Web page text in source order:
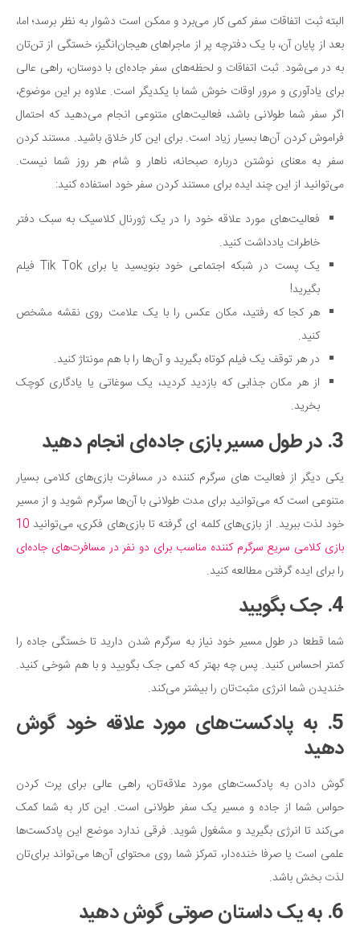
البته ثبت اتفاقات سفر کمی کار می‌برد و ممکن است دشوار به نظر برسد؛ اما،
بعد از پایان آن، با یک دفترچه پر از ماجراهای هیجان‌انگیز، خستگی از تن‌تان
به در می‌شود. ثبت اتفاقات و لحظه‌های سفر جاده‌ای با دوستان، راهی عالی
برای یادآوری و مرور اوقات خوش شما با یکدیگر است. علاوه بر این موضوع،
اگر سفر شما طولانی باشد، فعالیت‌های متنوعی انجام می‌دهید که احتمال
فراموش کردن آن‌ها بسیار زیاد است. برای این کار خلاق باشید. مستند کردن
سفر به معنای نوشتن درباره صبحانه، ناهار و شام هر روز شما نیست.
می‌توانید از این چند ایده برای مستند کردن سفر خود استفاده کنید:
فعالیت‌های مورد علاقه خود را در یک ژورنال کلاسیک به سبک دفتر
خاطرات یادداشت کنید.
یک پست در شبکه اجتماعی خود بنویسید یا برای Tik Tok فیلم
بگیرید!
هر کجا که رفتید، مکان عکس را با یک علامت روی نقشه مشخص
کنید.
در هر توقف یک فیلم کوتاه بگیرید و آن‌ها را با هم مونتاژ کنید.
از هر مکان جذابی که بازدید کردید، یک سوغاتی یا یادگاری کوچک
بخرید.
3. در طول مسیر بازی جاده‌ای انجام دهید
یکی دیگر از فعالیت های سرگرم کننده در مسافرت بازی‌های کلامی بسیار
متنوعی است که می‌توانید برای مدت طولانی با آن‌ها سرگرم شوید و از مسیر
خود لذت ببرید. از بازی‌های کلمه ای گرفته تا بازی‌های فکری، می‌توانید 10
بازی کلامی سریع سرگرم کننده مناسب برای دو نفر در مسافرت‌های جاده‌ای
را برای ایده گرفتن مطالعه کنید.
4. جک بگویید
شما قطعا در طول مسیر خود نیاز به سرگرم شدن دارید تا خستگی جاده را
کمتر احساس کنید. پس چه بهتر که کمی جک بگویید و با هم شوخی کنید.
خندیدن شما انرژی مثبت‌تان را بیشتر می‌کند.
5. به پادکست‌های مورد علاقه خود گوش
دهید
گوش دادن به پادکست‌های مورد علاقه‌تان، راهی عالی برای پرت کردن
حواس شما از جاده و مسیر یک سفر طولانی است. این کار به شما کمک
می‌کند تا انرژی بگیرید و مشغول شوید. فرقی ندارد موضع این پادکست‌ها
علمی است یا صرفا خنده‌دار، تمرکز شما روی محتوای آن‌ها می‌تواند برای‌تان
لذت بخش باشد.
6. به یک داستان صوتی گوش دهید